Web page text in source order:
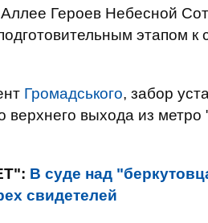
Героев Небесной
этапом
Громадського, забор
верхнего выхода из
В суде над
свидетелей